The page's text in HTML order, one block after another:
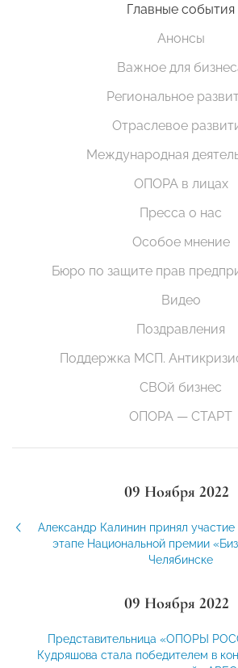
Главные события
Анонсы
Важное для
Региональное
Отраслевое
Международная
ОПОРА в лицах
Пресса о нас
Особое мнение
Бюро по защите прав
Видео
Поздравления
Поддержка МСП.
СВОй бизнес
ОПОРА — СТАРТ
09 Ноября 2022
Александр Калинин принял участие
этапе Национальной премии
Челябинске
09 Ноября 2022
Представительница «ОПОРЫ
Кудряшова стала победителем в